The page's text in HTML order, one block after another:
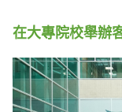
在大專院校舉辦